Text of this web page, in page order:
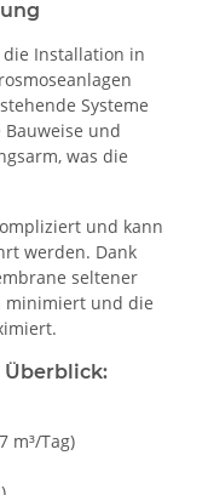
Installation in
Systeme
und
was die
und kann
werden. Dank
seltener
minimiert und die
Überblick:
m³/Tag)